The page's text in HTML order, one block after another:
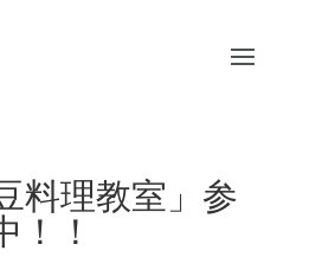
料理教室」参
！！